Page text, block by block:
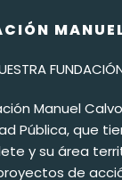
Manuel
Pública, que
y su área
de